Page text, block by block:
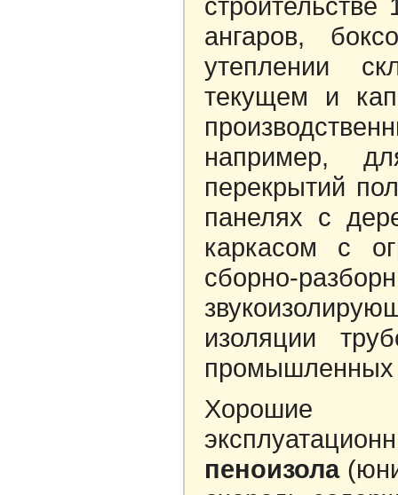
ангаров,
утеплении
текущем и
например,
перекрытий
панелях с
каркасом с
сборно-
изоляции
промышленных
Хорошие
пеноизола